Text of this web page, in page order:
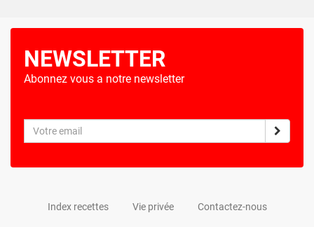
NEWSLETTER
Abonnez vous a notre newsletter
Index recettes Vie privée Contactez-nous